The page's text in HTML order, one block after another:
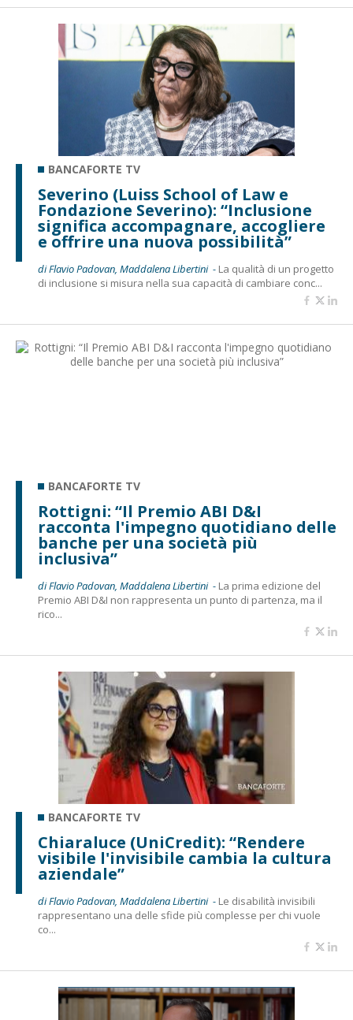
BANCAFORTE TV
Severino (Luiss School of Law e
Fondazione Severino): “Inclusione
significa accompagnare, accogliere
e offrire una nuova possibilità”
di Flavio Padovan, Maddalena Libertini - La qualità di un progetto
di inclusione si misura nella sua capacità di cambiare conc...
BANCAFORTE TV
Rottigni: “Il Premio ABI D&I
racconta l'impegno quotidiano delle
banche per una società più
inclusiva”
di Flavio Padovan, Maddalena Libertini - La prima edizione del
Premio ABI D&I non rappresenta un punto di partenza, ma il
rico...
BANCAFORTE TV
Chiaraluce (UniCredit): “Rendere
visibile l'invisibile cambia la cultura
aziendale”
di Flavio Padovan, Maddalena Libertini - Le disabilità invisibili
rappresentano una delle sfide più complesse per chi vuole
co...